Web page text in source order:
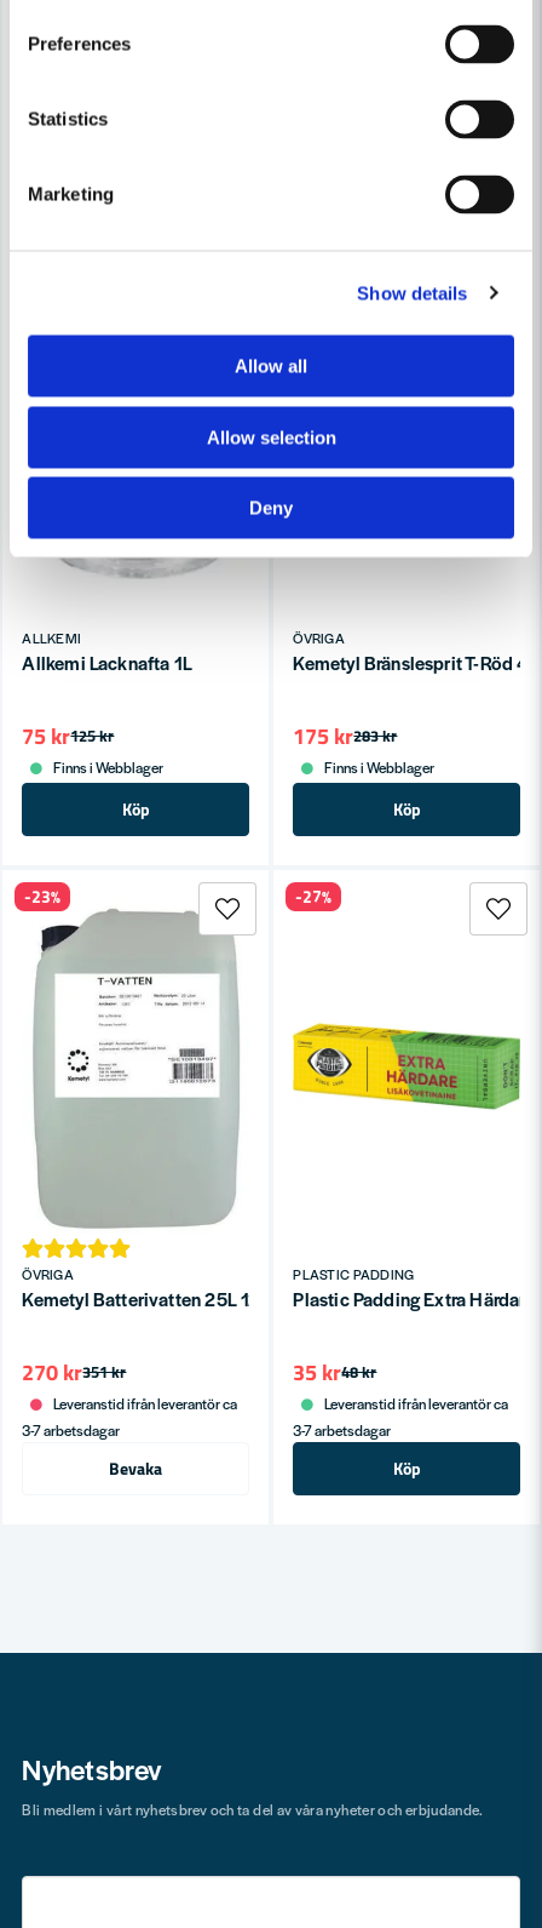
Preferences
Statistics
Marketing
Show details
Allow all
Allow selection
Deny
ALLKEMI
Allkemi Lacknafta 1L
125 kr
75 kr
Finns i Webblager
Köp
ÖVRIGA
Kemetyl Bränslesprit T-Röd
283 kr
175 kr
Finns i Webblager
Köp
ÖVRIGA
Kemetyl Batterivatten 25L 1267
351 kr
270 kr
Leveranstid ifrån leverantör ca
3-7 arbetsdagar
Bevaka
-23%
PLASTIC PADDING
Plastic Padding Extra Härdare
48 kr
35 kr
Leveranstid ifrån leverantör ca
3-7 arbetsdagar
Köp
-27%
Nyhetsbrev
Bli medlem i vårt nyhetsbrev och ta del av våra nyheter och erbjudande.